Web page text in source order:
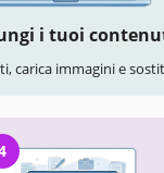
i tuoi
carica immagini e